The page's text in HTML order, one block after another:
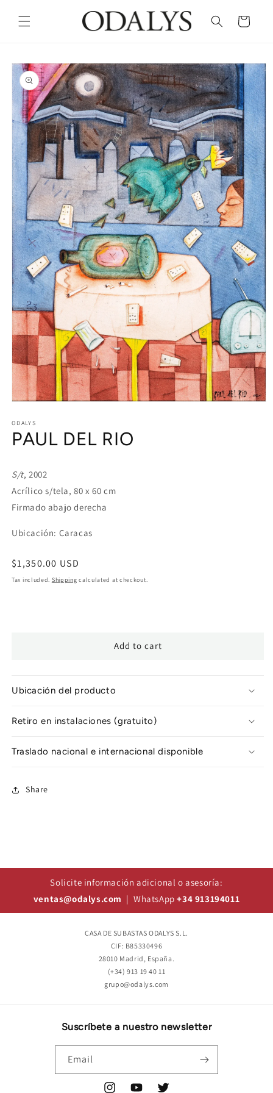
content
Cart
Skip to
product
information
1
in
modal
ODALYS
PAUL DEL RIO
S/t, 2002
Acrílico s/tela, 80 x 60 cm
Firmado abajo derecha
Ubicación: Caracas
Regular
price
$1,350.00 USD
Tax included. Shipping calculated at checkout.
Add to cart
Ubicación del producto
Retiro en instalaciones (gratuito)
Traslado nacional e internacional disponible
Share
Solicite información adicional o asesoría:
ventas@odalys.com | WhatsApp+34 913194011
CASA DE SUBASTAS ODALYS S.L.
CIF: B85330496
28010 Madrid, España.
(+34) 913 19 40 11
grupo@odalys.com
Suscríbete a nuestro newsletter
Email